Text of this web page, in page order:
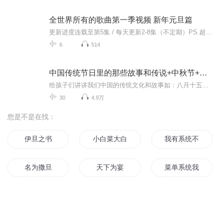
全世界所有的歌曲第一季视频 新年元旦篇
6 514
中国传统节日里的那些故事和传说+中秋节+元旦春节等
30 4.9万
您是不是在找：
伊旦之书 小白菜大白菜 我有系统不可能
名为撒旦 天下为宴 菜单系统我在古